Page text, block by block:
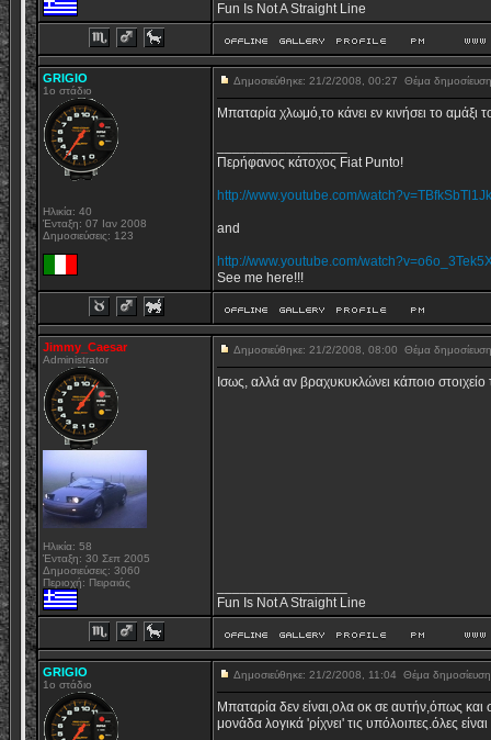
Fun Is Not A Straight Line
GRIGIO
1o στάδιο
Ηλικία: 40
Ένταξη: 07 Ιαν 2008
Δημοσιεύσεις: 123
Δημοσιεύθηκε: 21/2/2008, 00:27 Θέμα
Μπαταρία χλωμό,το κάνει εν κινήσει το
Περήφανος κάτοχος Fiat Punto!
http://www.youtube.com/watch?v=TBfkSbTl1Jk
and
http://www.youtube.com/
See me here!!!
Jimmy_Caesar
Administrator
Ηλικία: 58
Ένταξη: 30 Σεπ 2005
Δημοσιεύσεις: 3060
Περιοχή: Πειραιάς
Δημοσιεύθηκε: 21/2/2008, 08:00 Θέμα
Ισως, αλλά αν βραχυκυκλώνει κάποιο
Fun Is Not A Straight Line
GRIGIO
1o στάδιο
Δημοσιεύθηκε: 21/2/2008, 11:04 Θέμα
Μπαταρία δεν είναι,ολα οκ σε αυτήν,όπως
μονάδα λογικά 'ρίχνει' τις υπόλοιπες.όλες